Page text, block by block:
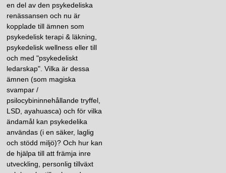
en del av den psykedeliska
renässansen och nu är
kopplade till ämnen som
psykedelisk terapi & läkning,
psykedelisk wellness eller till
och med "psykedeliskt
ledarskap". Vilka är dessa
ämnen (som magiska
svampar /
psilocybininnehållande tryffel,
LSD, ayahuasca) och för vilka
ändamål kan psykedelika
användas (i en säker, laglig
och stödd miljö)? Och hur kan
de hjälpa till att främja inre
utveckling, personlig tillväxt